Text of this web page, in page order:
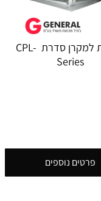
מעלית למקרן סדרת CPL-
Series
פרטים נוספים